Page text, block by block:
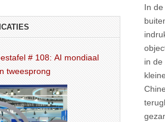
In
in de
# 108: AI mondiaal
tweesprong